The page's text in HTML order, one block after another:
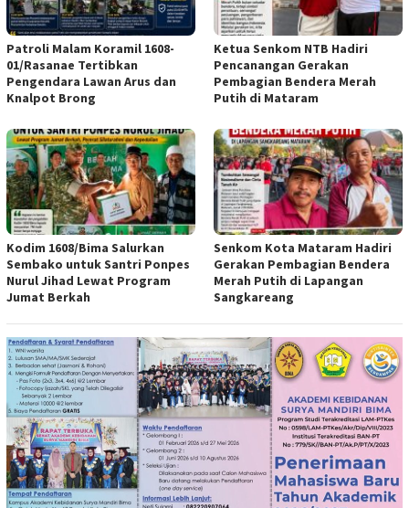
Patroli Malam Koramil 1608-
01/Rasanae Tertibkan
Pengendara Lawan Arus dan
Knalpot Brong
Ketua Senkom NTB Hadiri
Pencanangan Gerakan
Pembagian Bendera Merah
Putih di Mataram
Kodim 1608/Bima Salurkan
Sembako untuk Santri Ponpes
Nurul Jihad Lewat Program
Jumat Berkah
Senkom Kota Mataram Hadiri
Gerakan Pembagian Bendera
Merah Putih di Lapangan
Sangkareang